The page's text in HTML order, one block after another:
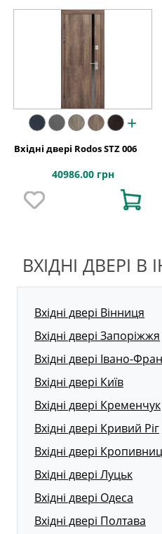
+
Вхідні двері Rodos STZ 006
40986.00 грн
ВХІДНІ ДВЕРІ
Вхідні двері Вінниця
Вхідні двері Запоріжжя
Вхідні двері Івано-
Вхідні двері Київ
Вхідні двері Кременчук
Вхідні двері Кривий Ріг
Вхідні двері
Вхідні двері Луцьк
Вхідні двері Одеса
Вхідні двері Полтава